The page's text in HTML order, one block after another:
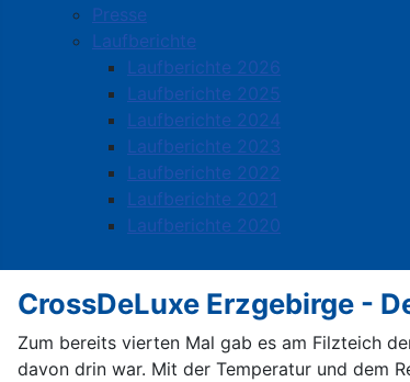
Presse
Laufberichte
Laufberichte 2026
Laufberichte 2025
Laufberichte 2024
Laufberichte 2023
Laufberichte 2022
Laufberichte 2021
Laufberichte 2020
CrossDeLuxe Erzgebirge -
Zum bereits vierten Mal gab es am Filzteich
davon drin war. Mit der Temperatur und dem